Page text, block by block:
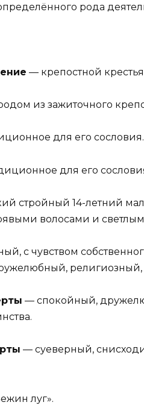
рода
— крепостной
из зажиточного
для его сословия.
для его
стройный 14-летний
волосами и
с чувством
религиозный,
— спокойный,
— суеверный,
луг».